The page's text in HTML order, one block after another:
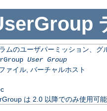
ムのユーザパーミッション、グ
User Group
ァイル, バーチャルホスト
は 2.0 以降でのみ使用可